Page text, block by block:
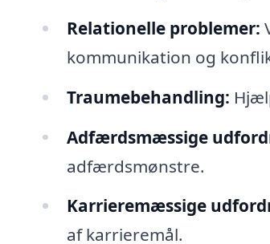
Relationelle problemer:
kommunikation og
Traumebehandling:
Adfærdsmæssige
adfærdsmønstre.
Karrieremæssige
af karrieremål.